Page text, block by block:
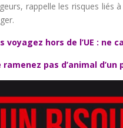
rappelle les risques liés
voyagez hors de l’UE : ne
pas d’animal